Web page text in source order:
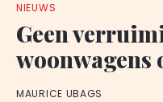
NIEUWS
Geen
woonwagens
MAURICE UBAGS